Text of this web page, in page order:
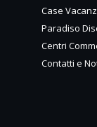
Case
Paradiso
Centri
Contatti e